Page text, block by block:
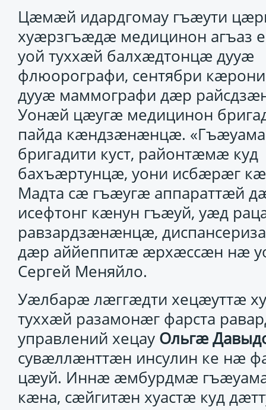
Цӕмӕй идардгомау гъӕути
хуӕрзгъӕдӕ медицинон агъаз
уой туххӕй балхӕдтонцӕ дууӕ
флюорографи, сентябри
дууӕ маммографи дӕр
Уонӕй цӕугӕ медицинон
пайда кӕндзӕнӕнцӕ.
бригадити куст, районтӕмӕ куд
бахъӕртунцӕ, уони исбӕрӕг
Мадта сӕ гъӕугӕ аппараттӕй
исефтонг кӕнун гъӕуй, уӕд
равзардзӕнӕнцӕ,
дӕр аййеппитӕ ӕрхӕссӕн нӕ
Сергей Меняйло.
Уӕлбарӕ лӕггӕдти хецӕуттӕ
туххӕй разамонӕг фарста
управлений хецау Ольгӕ
сувӕллӕнттӕн инсулин ке нӕ
цӕуй. Иннӕ ӕмбурдмӕ
кӕна, сӕйгитӕн хуастӕ куд